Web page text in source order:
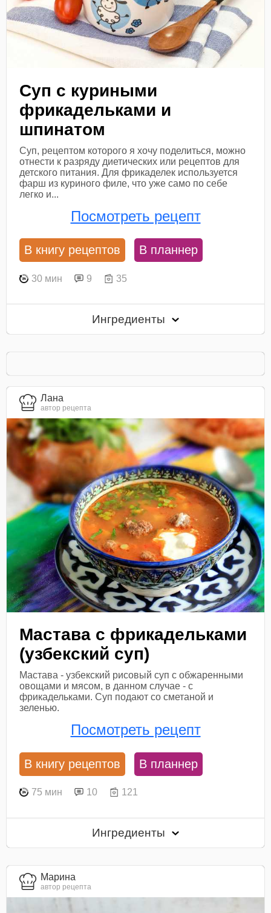
Суп с куриными
фрикадельками и
шпинатом
Суп, рецептом которого я хочу поделиться, можно
отнести к разряду диетических или рецептов для
детского питания. Для фрикаделек используется
фарш из куриного филе, что уже само по себе
легко и...
Посмотреть рецепт
В книгу рецептов В планнер
30 мин 9 35
Ингредиенты
Лана
автор рецепта
Мастава с фрикадельками
(узбекский суп)
Мастава - узбекский рисовый суп с обжаренными
овощами и мясом, в данном случае - с
фрикадельками. Суп подают со сметаной и
зеленью.
Посмотреть рецепт
В книгу рецептов В планнер
75 мин 10 121
Ингредиенты
Марина
автор рецепта